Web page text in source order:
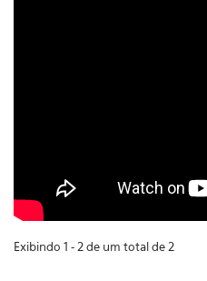
Exibindo 1 - 2 de um total de 2